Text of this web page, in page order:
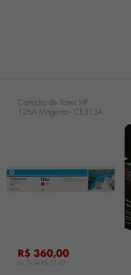
Cartucho de Toner HP
126A Magenta - CE313A
R$ 360,00
ou 7x de R$ 51,42